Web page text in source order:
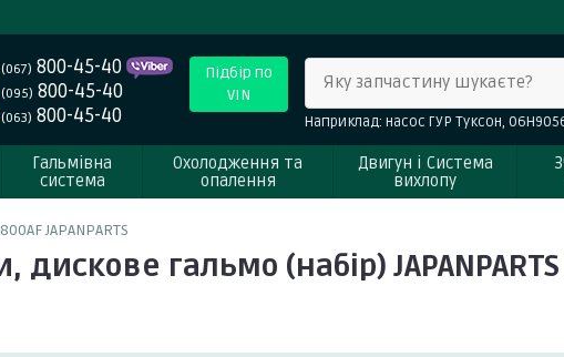
(067) 800-45-40
(095) 800-45-40
(063) 800-45-40
Підбір по
VIN
Яку запчастину шукаєте?
Наприклад: насос ГУР Туксон,
Гальмівна
система
Охолодження та
опалення
Двигун і Система
вихлопу
JAPANPARTS
дискове гальмо (набір) JAPANPARTS